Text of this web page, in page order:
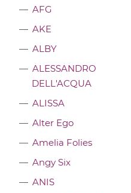
AFG
AKE
ALBY
ALESSANDRO
DELL'ACQUA
ALISSA
Alter Ego
Amelia Folies
Angy Six
ANIS